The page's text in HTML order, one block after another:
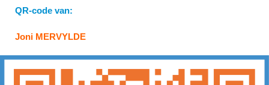
QR-code van:
Joni MERVYLDE